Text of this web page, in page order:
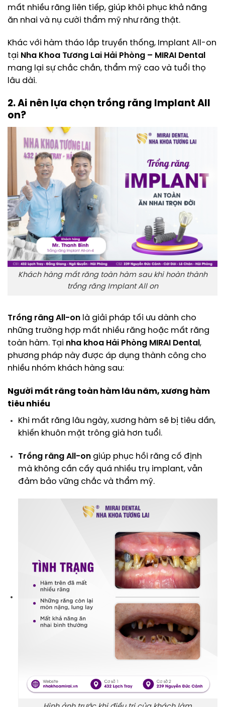
mất nhiều răng liên tiếp, giúp khôi phục khả năng
ăn nhai và nụ cười thẩm mỹ như răng thật.
Khác với hàm tháo lắp truyền thống, Implant All-on
tại Nha Khoa Tương Lai Hải Phòng – MIRAI Dental
mang lại sự chắc chắn, thẩm mỹ cao và tuổi thọ
lâu dài.
2. Ai nên lựa chọn trồng răng Implant All
on?
Khách hàng mất răng toàn hàm sau khi hoàn thành
trồng răng Implant All on
Trồng răng All-on là giải pháp tối ưu dành cho
những trường hợp mất nhiều răng hoặc mất răng
toàn hàm. Tại nha khoa Hải Phòng MIRAI Dental ,
phương pháp này được áp dụng thành công cho
nhiều nhóm khách hàng sau:
Người mất răng toàn hàm lâu năm, xương hàm
tiêu nhiều
Khi mất răng lâu ngày, xương hàm sẽ bị tiêu dần,
khiến khuôn mặt trông già hơn tuổi.
Trồng răng All-ongiúp phục hồi răng cố định
mà không cần cấy quá nhiều trụ implant, vẫn
đảm bảo vững chắc và thẩm mỹ.